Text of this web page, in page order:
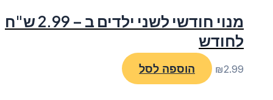
מנוי חודשי לשני ילדים ב – 2.99 ש"ח
לחודש
₪2.99 הוספה לסל